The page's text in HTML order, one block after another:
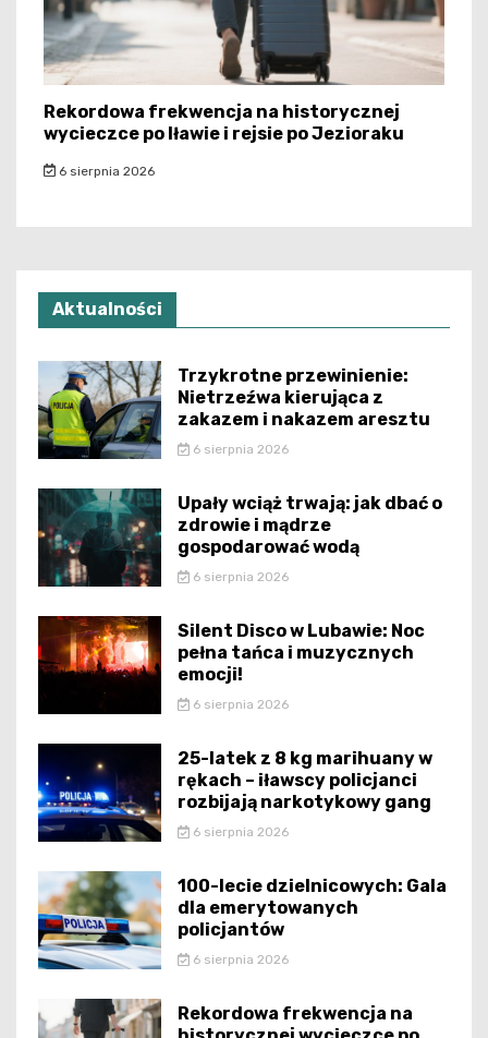
Rekordowa frekwencja na historycznej
wycieczce po Iławie i rejsie po Jezioraku
6 sierpnia 2026
Aktualności
Trzykrotne przewinienie:
Nietrzeźwa kierująca z
zakazem i nakazem aresztu
6 sierpnia 2026
Upały wciąż trwają: jak dbać o
zdrowie i mądrze
gospodarować wodą
6 sierpnia 2026
Silent Disco w Lubawie: Noc
pełna tańca i muzycznych
emocji!
6 sierpnia 2026
25-latek z 8 kg marihuany w
rękach – iławscy policjanci
rozbijają narkotykowy gang
6 sierpnia 2026
100-lecie dzielnicowych: Gala
dla emerytowanych
policjantów
6 sierpnia 2026
Rekordowa frekwencja na